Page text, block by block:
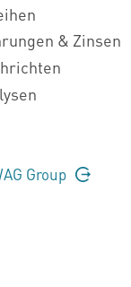
& Zinsen
Group